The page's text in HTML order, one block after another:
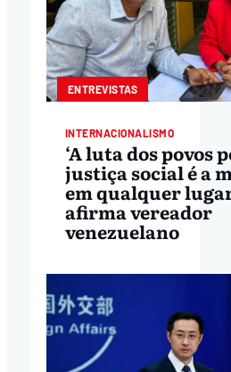
ENTREVISTAS
INTERNACIONALISMO
‘A luta dos povos
justiça social é a
em qualquer
afirma vereador
venezuelano